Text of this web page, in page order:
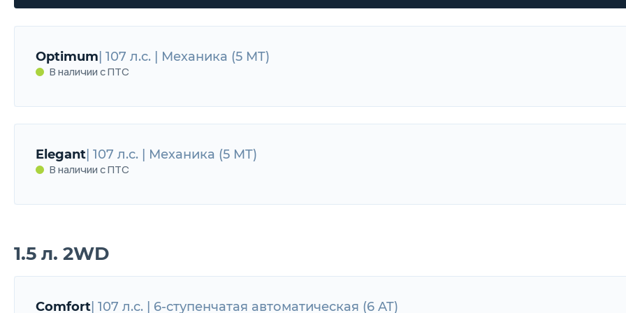
Optimum | 107 л.с. | Механика (5 MT)
В наличии с ПТС
Optimum107 л.с. | Механика (5 MT)
В наличии с ПТС
Elegant | 107 л.с. | Механика (5 MT)
В наличии с ПТС
Elegant107 л.с. | Механика (5 MT)
1.5 л. 2WD
Comfort | 107 л.с. | 6-ступенчатая автоматическая (6 AT)